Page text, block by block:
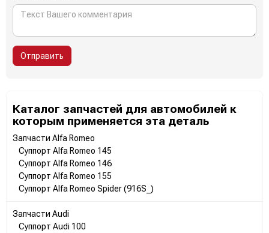
Отправить
Каталог запчастей для автомобилей к
которым применяется эта деталь
Запчасти Alfa Romeo
Суппорт Alfa Romeo 145
Суппорт Alfa Romeo 146
Суппорт Alfa Romeo 155
Суппорт Alfa Romeo Spider (916S_)
Запчасти Audi
Суппорт Audi 100